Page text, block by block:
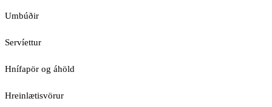
Umbúðir
Servíettur
Hnífapör og áhöld
Hreinlætisvörur